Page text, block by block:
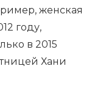
женская
году,
в 2015
Хани